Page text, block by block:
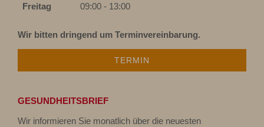
Freitag 09:00 - 13:00
Wir bitten dringend um Terminvereinbarung.
TERMIN
GESUNDHEITSBRIEF
Wir informieren Sie monatlich über die neuesten